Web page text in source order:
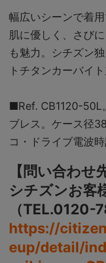
幅広いシーンで着
肌に優しく、さび
も魅力。シチズン
トチタンカーバイ
■Ref. CB1120-50L
ブレス。ケース径
コ・ドライブ電波
【問い合わせ
シチズンお客
（TEL.0120-
https://
eup/detail/